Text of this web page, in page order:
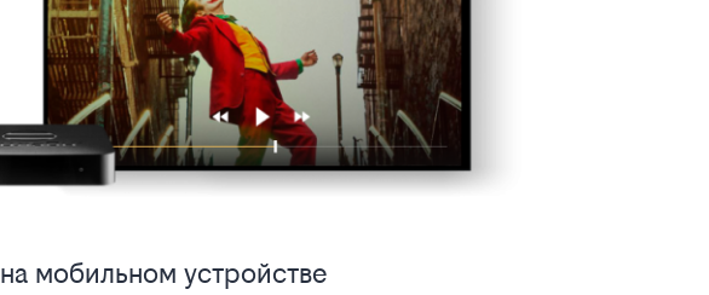
на мобильном устройстве